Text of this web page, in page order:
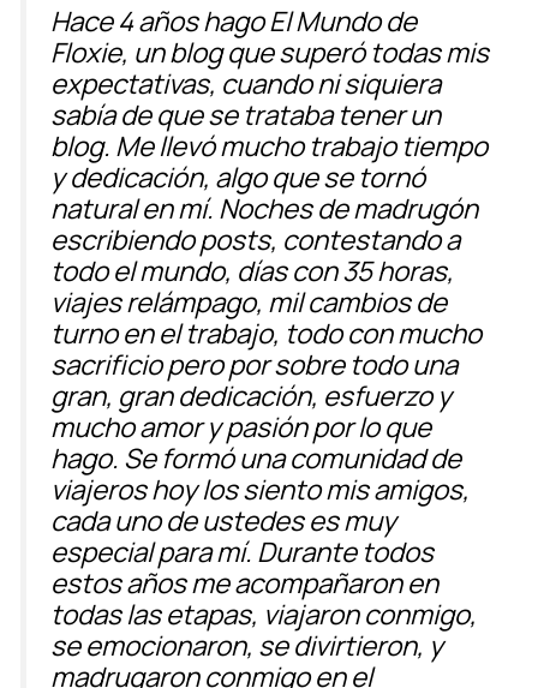
Hace 4 años hago El Mundo de
Floxie, un blog que superó todas mis
expectativas, cuando ni siquiera
sabía de que se trataba tener un
blog. Me llevó mucho trabajo tiempo
y dedicación, algo que se tornó
natural en mí. Noches de madrugón
escribiendo posts, contestando a
todo el mundo, días con 35 horas,
viajes relámpago, mil cambios de
turno en el trabajo, todo con mucho
sacrificio pero por sobre todo una
gran, gran dedicación, esfuerzo y
mucho amor y pasión por lo que
hago. Se formó una comunidad de
viajeros hoy los siento mis amigos,
cada uno de ustedes es muy
especial para mí. Durante todos
estos años me acompañaron en
todas las etapas, viajaron conmigo,
se emocionaron, se divirtieron, y
madrugaron conmigo en el